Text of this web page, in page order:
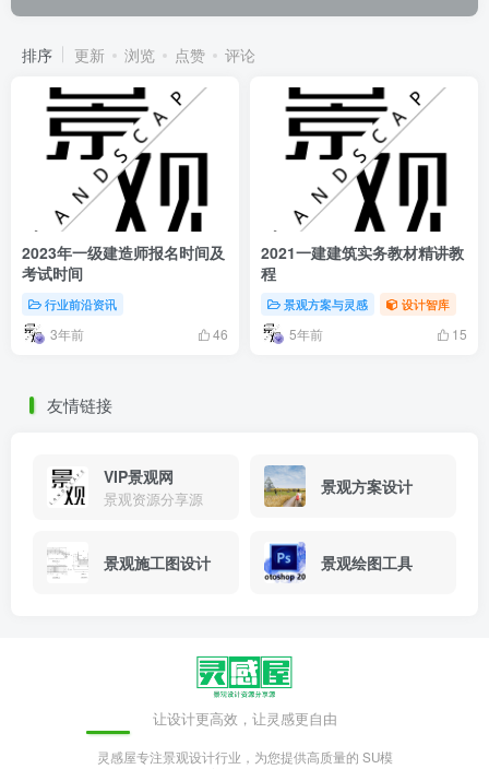
排序 更新 浏览 点赞 评论
2023年一级建造师报名时间及
考试时间
行业前沿资讯
3年前 46
2021一建建筑实务教材精讲教
程
景观方案与灵感 设计智库
5年前 15
友情链接
VIP景观网
景观资源分享源
景观方案设计
景观施工图设计 景观绘图工具
让设计更高效，让灵感更自由
灵感屋专注景观设计行业，为您提供高质量的 SU模